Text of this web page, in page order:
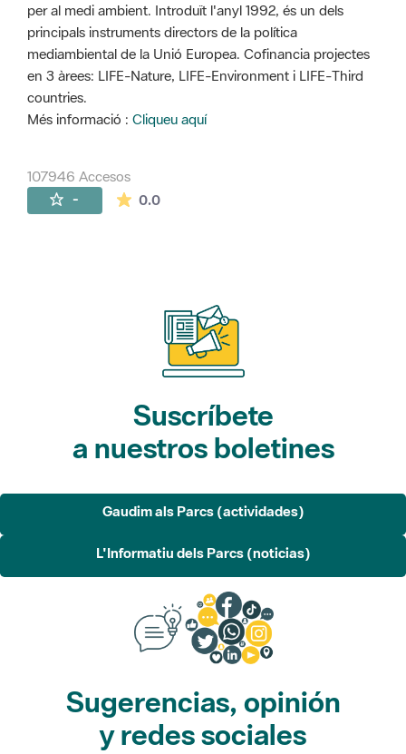
per al medi ambient. Introduït l'anyl 1992, és un dels
principals instruments directors de la política
mediambiental de la Unió Europea. Cofinancia projectes
en 3 àrees: LIFE-Nature, LIFE-Environment i LIFE-Third
countries.
Més informació : Cliqueu aquí
107946 Accesos
- 0.0La valoración media es de 0 estrellas de
Suscríbete
a nuestros boletines
Gaudim als Parcs (actividades)
L'Informatiu dels Parcs (noticias)
Sugerencias, opinión
y redes sociales